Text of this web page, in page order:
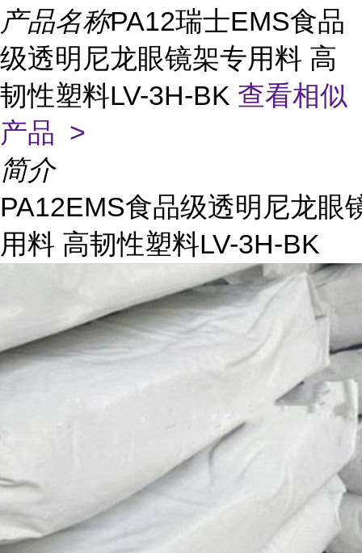
产品名称PA12瑞士EMS食品
级透明尼龙眼镜架专用料 高
韧性塑料LV-3H-BK 查看相似
产品 >
简介
PA12EMS食品级透明尼龙眼
用料 高韧性塑料LV-3H-BK